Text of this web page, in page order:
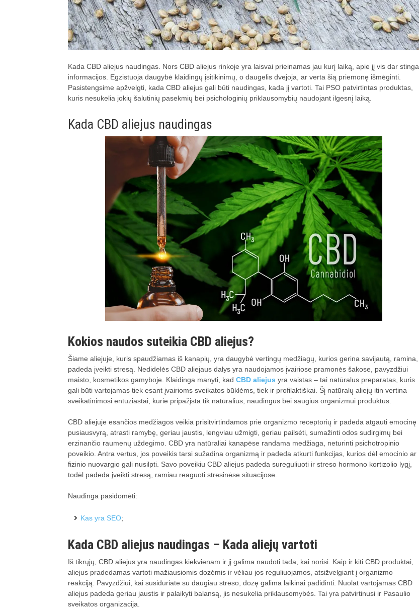
Kada CBD aliejus naudingas. Nors CBD aliejus rinkoje yra laisvai prieinamas jau kurį laiką, apie jį vis dar stinga
informacijos. Egzistuoja daugybė klaidingų įsitikinimų, o daugelis dvejoja, ar verta šią priemonę išmėginti.
Pasistengsime apžvelgti, kada CBD aliejus gali būti naudingas, kada jį vartoti. Tai PSO patvirtintas produktas,
kuris nesukelia jokių šalutinių pasekmių bei psichologinių priklausomybių naudojant ilgesnį laiką.
Kada CBD aliejus naudingas
Kokios naudos suteikia CBD aliejus?
Šiame aliejuje, kuris spaudžiamas iš kanapių, yra daugybė vertingų medžiagų, kurios gerina savijautą, ramina,
padeda įveikti stresą. Nedidelės CBD aliejaus dalys yra naudojamos įvairiose pramonės šakose, pavyzdžiui
maisto, kosmetikos gamyboje. Klaidinga manyti, kad CBD aliejus yra vaistas – tai natūralus preparatas, kuris
gali būti vartojamas tiek esant įvairioms sveikatos būklėms, tiek ir profilaktiškai. Šį natūralų aliejų itin vertina
sveikatinimosi entuziastai, kurie pripažįsta tik natūralius, naudingus bei saugius organizmui produktus.
CBD aliejuje esančios medžiagos veikia prisitvirtindamos prie organizmo receptorių ir padeda atgauti emocinę
pusiausvyrą, atrasti ramybę, geriau jaustis, lengviau užmigti, geriau pailsėti, sumažinti odos sudirgimų bei
erzinančio raumenų uždegimo. CBD yra natūraliai kanapėse randama medžiaga, neturinti psichotropinio
poveikio. Antra vertus, jos poveikis tarsi sužadina organizmą ir padeda atkurti funkcijas, kurios dėl emocinio ar
fizinio nuovargio gali nusilpti. Savo poveikiu CBD aliejus padeda sureguliuoti ir streso hormono kortizolio lygį,
todėl padeda įveikti stresą, ramiau reaguoti stresinėse situacijose.
Naudinga pasidomėti:
Kas yra SEO;
Kada CBD aliejus naudingas – Kada aliejų vartoti
Iš tikrųjų, CBD aliejus yra naudingas kiekvienam ir jį galima naudoti tada, kai norisi. Kaip ir kiti CBD produktai,
aliejus pradedamas vartoti mažiausiomis dozėmis ir vėliau jos reguliuojamos, atsižvelgiant į organizmo
reakciją. Pavyzdžiui, kai susiduriate su daugiau streso, dozę galima laikinai padidinti. Nuolat vartojamas CBD
aliejus padeda geriau jaustis ir palaikyti balansą, jis nesukelia priklausomybės. Tai yra patvirtinusi ir Pasaulio
sveikatos organizacija.